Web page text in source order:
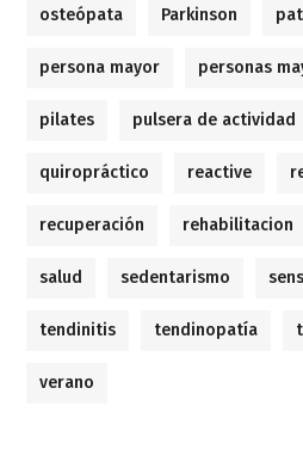
osteópata Parkinson
persona mayor personas
pilates pulsera de actividad
quiropráctico reactive
recuperación rehabilitacion
salud sedentarismo
tendinitis tendinopatía
verano